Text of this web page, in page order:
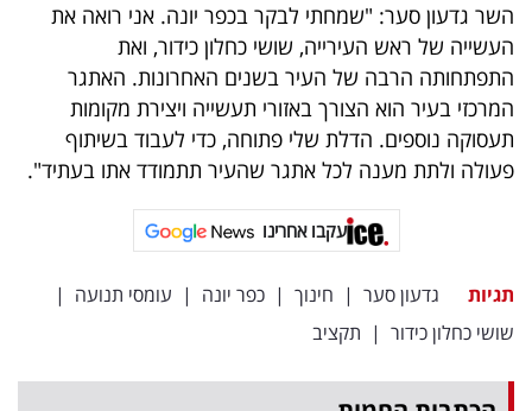
אחרינו:
השר גדעון סער: "שמחתי לבקר בכפר יונה. אני רואה את
העשייה של ראש העירייה, שושי כחלון כידור, ואת
התפתחותה הרבה של העיר בשנים האחרונות. האתגר
המרכזי בעיר הוא הצורך באזורי תעשייה ויצירת מקומות
תעסוקה נוספים. הדלת שלי פתוחה, כדי לעבוד בשיתוף
פעולה ולתת מענה לכל אתגר שהעיר תתמודד אתו בעתיד".
עקבו אחרינו
תגיות גדעון סער | חינוך | כפר יונה | עומסי תנועה |
שושי כחלון כידור | תקציב